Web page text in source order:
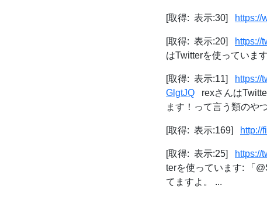
[取得: 表示:30] https://
[取得: 表示:20] https://
はTwitterを使っていま
[取得: 表示:11]
https://
GlgtJQ rexさんは
ます！って言う類のや
[取得: 表示:169] http://
[取得: 表示:25] https://
terを使っています: 「
てますよ。 ...